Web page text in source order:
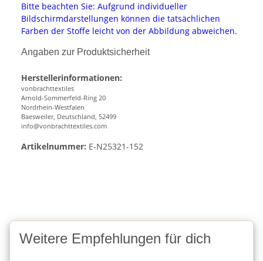
Bitte beachten Sie: Aufgrund individueller
Bildschirmdarstellungen können die tatsächlichen
Farben der Stoffe leicht von der Abbildung abweichen.
Angaben zur Produktsicherheit
Herstellerinformationen:
vonbrachttextiles
Arnold-Sommerfeld-Ring 20
Nordrhein-Westfalen
Baesweiler, Deutschland, 52499
info@vonbrachttextiles.com
Artikelnummer: E-N25321-152
Weitere Empfehlungen für dich